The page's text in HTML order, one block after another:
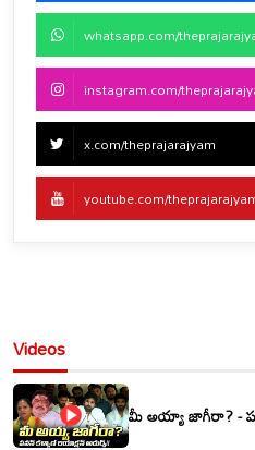
whatsapp.com/
instagram.com/
x.com/theprajarajyam
youtube.com/
Videos
మీ అయ్యా జాగీరా? -